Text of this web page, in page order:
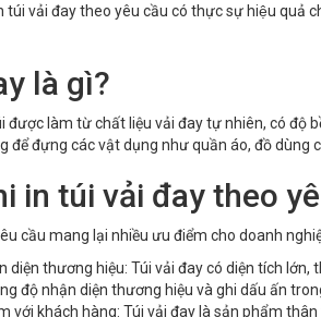
túi vải đay theo yêu cầu có thực sự hiệu quả
là gì?
được làm từ chất liệu vải đay tự nhiên, có độ
để đựng các vật dụng như quần áo, đồ dùng
in túi vải đay theo
cầu mang lại nhiều ưu điểm cho doanh
diện thương hiệu: Túi vải đay có diện tích lớn,
độ nhận diện thương hiệu và ghi dấu ấn
với khách hàng: Túi vải đay là sản phẩm